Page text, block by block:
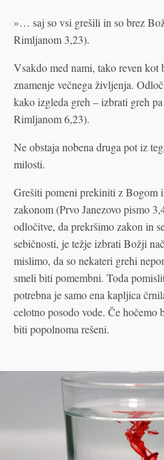
»… saj so vsi grešili in so brez
Rimljanom 3,23).
Vsakdo med nami, tako reven kot
znamenje večnega življenja.
kako izgleda greh – izbrati greh
Rimljanom 6,23).
Ne obstaja nobena druga pot iz
milosti.
Grešiti pomeni prekiniti z Bogom
zakonom (Prvo Janezovo pismo
odločitve, da prekršimo zakon in
sebičnosti, je težje izbrati Božji
mislimo, da so nekateri grehi
smeli biti pomembni. Toda
potrebna je samo ena kapljica
celotno posodo vode. Če hočemo
biti popolnoma rešeni.